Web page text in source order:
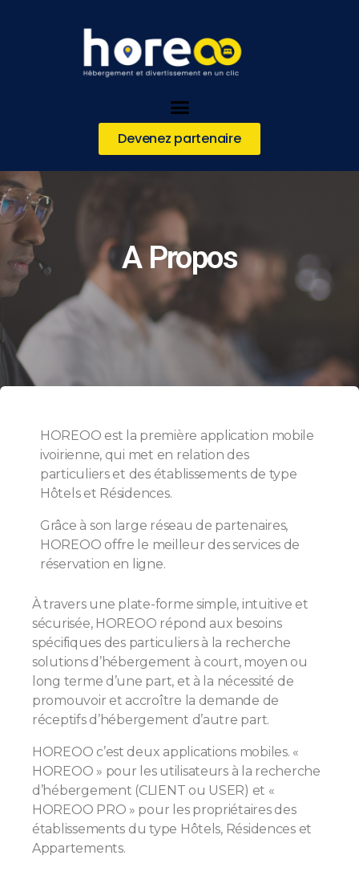
Devenez partenaire
A Propos
HOREOO est la première application mobile
ivoirienne, qui met en relation des
particuliers et des établissements de type
Hôtels et Résidences.
Grâce à son large réseau de partenaires,
HOREOO offre le meilleur des services de
réservation en ligne.
À travers une plate-forme simple, intuitive et
sécurisée, HOREOO répond aux besoins
spécifiques des particuliers à la recherche
solutions d’hébergement à court, moyen ou
long terme d’une part, et à la nécessité de
promouvoir et accroître la demande de
réceptifs d’hébergement d’autre part.
HOREOO c’est deux applications mobiles. «
HOREOO » pour les utilisateurs à la recherche
d’hébergement (CLIENT ou USER) et «
HOREOO PRO » pour les propriétaires des
établissements du type Hôtels, Résidences et
Appartements.